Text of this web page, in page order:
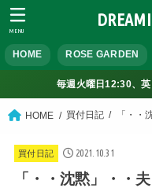
HOME ROSE GARDEN
MENU
毎週火曜日12:30、英
HOME 買付日記 「・・
買付日記 2021.10.31
「・・沈黙」・・